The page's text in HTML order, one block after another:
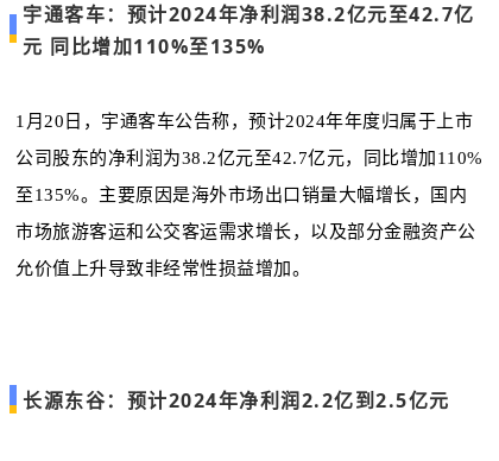
宇通客车：预计2024年净利润38.2亿元至42.7亿
元 同比增加110%至135%
1月20日，宇通客车公告称，预计2024年年度归属于上市
公司股东的净利润为38.2亿元至42.7亿元，同比增加110%
至135%。主要原因是海外市场出口销量大幅增长，国内
市场旅游客运和公交客运需求增长，以及部分金融资产公
允价值上升导致非经常性损益增加。
长源东谷：预计2024年净利润2.2亿到2.5亿元